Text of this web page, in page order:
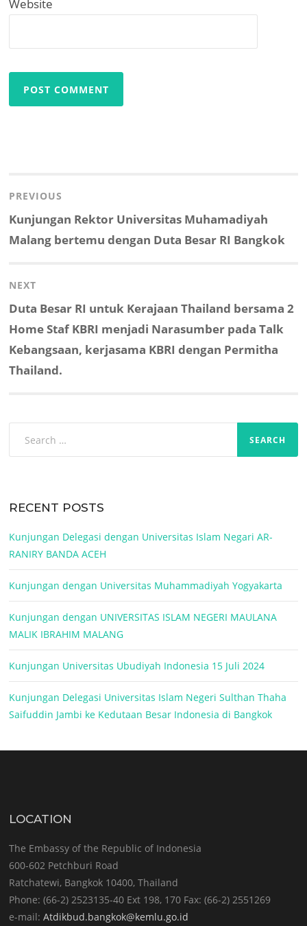
Website
navigation
PREVIOUS
Previous
post:
Kunjungan Rektor Universitas Muhamadiyah
Malang bertemu dengan Duta Besar RI Bangkok
NEXT
Next
post:
Duta Besar RI untuk Kerajaan Thailand bersama 2
Home Staf KBRI menjadi Narasumber pada Talk
Kebangsaan, kerjasama KBRI dengan Permitha
Thailand.
RECENT POSTS
Kunjungan Delegasi dengan Universitas Islam Negari AR-
RANIRY BANDA ACEH
Kunjungan dengan Universitas Muhammadiyah Yogyakarta
Kunjungan dengan UNIVERSITAS ISLAM NEGERI MAULANA
MALIK IBRAHIM MALANG
Kunjungan Universitas Ubudiyah Indonesia 15 Juli 2024
Kunjungan Delegasi Universitas Islam Negeri Sulthan Thaha
Saifuddin Jambi ke Kedutaan Besar Indonesia di Bangkok
LOCATION
The Embassy of the Republic of Indonesia
600-602 Petchburi Road
Ratchatewi, Bangkok 10400, Thailand
Phone: (66-2) 2523135-40 Ext 198, 170 Fax: (66-2) 2551269
e-mail:Atdikbud.bangkok@kemlu.go.id